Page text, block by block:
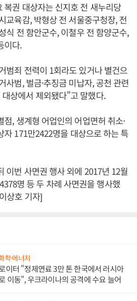
복권 대상자는 신지호 전 새누리당
교육감, 박형상 전 서울중구청장, 전
식 전 함안군수, 이철우 전 함양군수,
이다.
범죄 전력이 1회라도 있거나 별건으
사범, 벌금·추징금 미납자, 공천 관련
상에서 제외됐다”고 말했다.
점, 생계형 어업인의 어업면허 취소·
자 171만2422명을 대상으로 하는 특
이번 사면권 행사 외에 2017년 12월
명 등 두 차례 사면권을 행사했
상호 기자]
학·에너지
이터 "정제연료 3만 톤 한국에서 러시아
이동", 우크라이나의 공격에 수요 늘어